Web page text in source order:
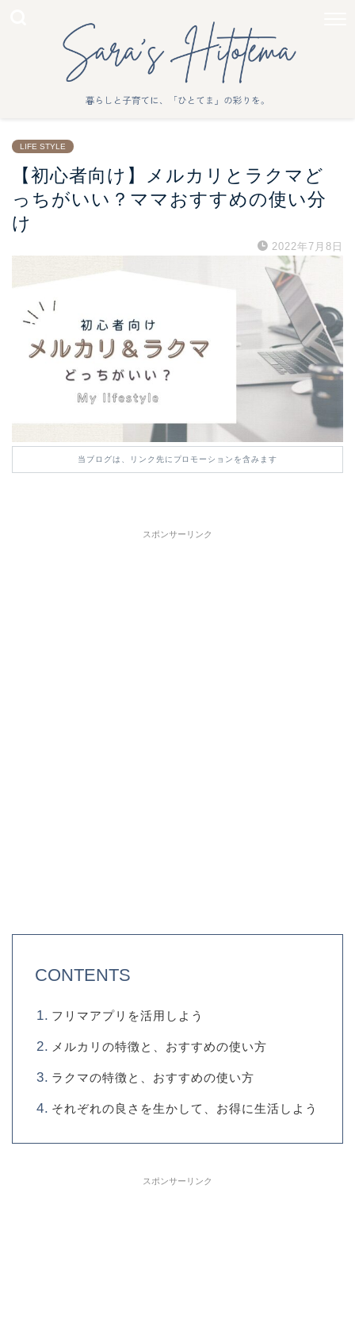
LIFE STYLE
【初心者向け】メルカリとラクマど
っちがいい？ママおすすめの使い分
け
2022年7月8日
当ブログは、リンク先にプロモーションを含みます
スポンサーリンク
CONTENTS
フリマアプリを活用しよう
メルカリの特徴と、おすすめの使い方
ラクマの特徴と、おすすめの使い方
それぞれの良さを生かして、お得に生活しよう
スポンサーリンク